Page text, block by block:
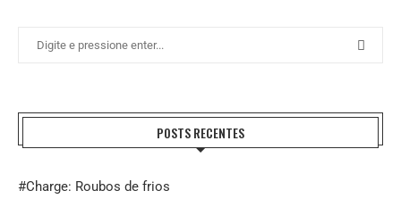
POSTS RECENTES
#Charge: Roubos de frios